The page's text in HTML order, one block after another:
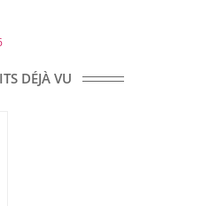
DÉJÀ VU